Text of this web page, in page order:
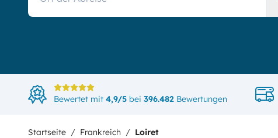
Bewertet mit 4,9/5 bei 396.482 Bewertungen
Startseite Frankreich Loiret